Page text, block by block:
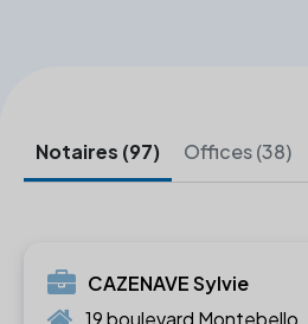
Notaires (97) Offices (38)
CAZENAVE Sylvie
19 boulevard Montebello